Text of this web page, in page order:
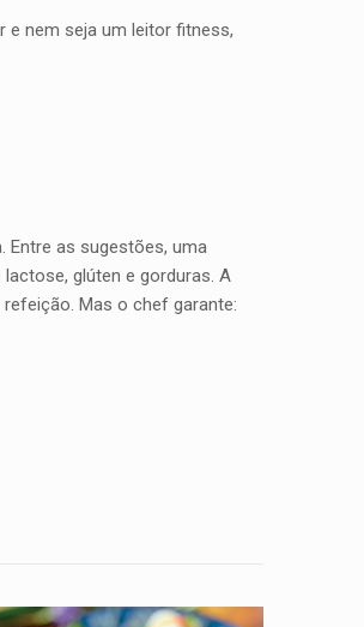
e nem seja um leitor fitness,
Entre as sugestões, uma
glúten e gorduras. A
Mas o chef garante: